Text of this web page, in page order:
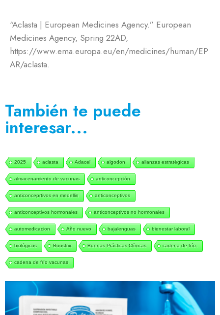
“Aclasta | European Medicines Agency.” European
Medicines Agency, Spring 22AD,
https://www.ema.europa.eu/en/medicines/human/EP
AR/aclasta.
También te puede
interesar...
2025 aclasta Adacel algodon alianzas estratégicas
almacenamiento de vacunas anticoncepción
anticonceprtivos en medellin anticonceptivos
anticonceptivos hormonales anticonceptivos no hormonales
automedicacion Año nuevo bajalenguas bienestar laboral
biológicos Boostrix Buenas Prácticas Clínicas cadena de frío.
cadena de frío vacunas